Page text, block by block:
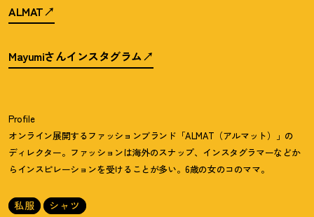
ALMAT
Mayumiさんインスタグラム
Profile
オンライン展開するファッションブランド「ALMAT（アルマット）」の
ディレクター。ファッションは海外のスナップ、インスタグラマーなどか
らインスピレーションを受けることが多い。6歳の女のコのママ。
私服 シャツ